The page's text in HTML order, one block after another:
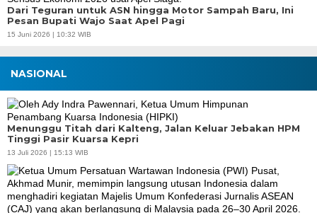
Dari Teguran untuk ASN hingga Motor Sampah Baru, Ini
Pesan Bupati Wajo Saat Apel Pagi
15 Juni 2026 | 10:32 WIB
NASIONAL
Menunggu Titah dari Kalteng, Jalan Keluar Jebakan HPM
Tinggi Pasir Kuarsa Kepri
13 Juli 2026 | 15:13 WIB